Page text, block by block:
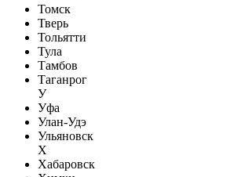
Томск
Тверь
Тольятти
Тула
Тамбов
Таганрог
У
Уфа
Улан-Удэ
Ульяновск
Х
Хабаровск